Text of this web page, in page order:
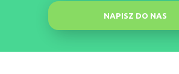
NAPISZ DO NAS